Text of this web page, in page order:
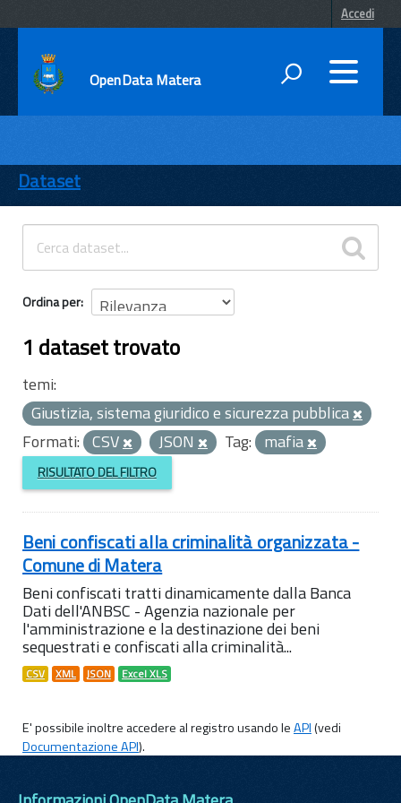
Accedi
OpenData Matera
ENTI
TEMI
INFORMAZIONI
Dataset
Ordina per
1 dataset trovato
temi:
Giustizia, sistema giuridico e sicurezza pubblica
Formati: CSV JSON Tag: mafia
RISULTATO DEL FILTRO
Beni confiscati alla criminalità organizzata -
Comune di Matera
Beni confiscati tratti dinamicamente dalla Banca
Dati dell'ANBSC - Agenzia nazionale per
l'amministrazione e la destinazione dei beni
sequestrati e confiscati alla criminalità...
CSV XML JSON Excel XLS
E' possibile inoltre accedere al registro usando leAPI(vedi
Documentazione API).